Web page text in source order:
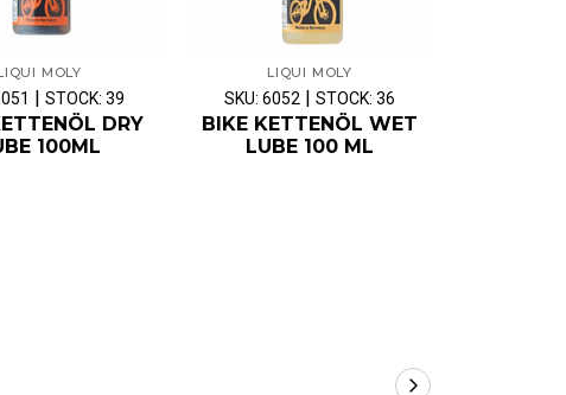
MOLY
| STOCK: 39
DRY
100ML
LIQUI MOLY
SKU: 6052 | STOCK: 36
BIKE KETTENÖL WET
LUBE 100 ML